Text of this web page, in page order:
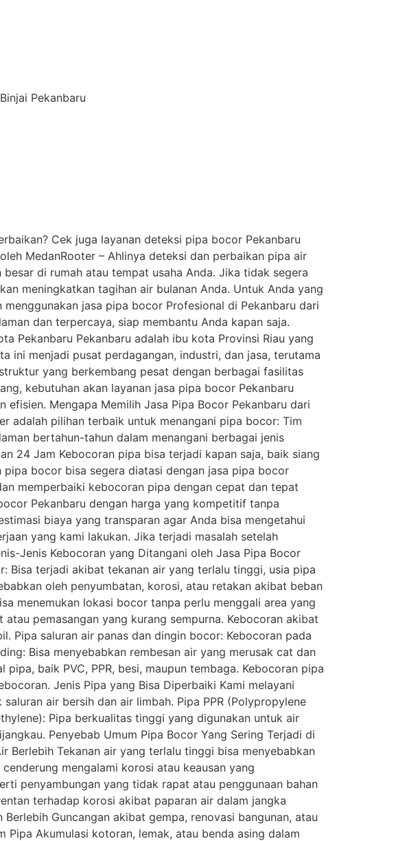
Pekanbaru
Cek juga layanan deteksi pipa bocor Pekanbaru
MedanRooter – Ahlinya deteksi dan perbaikan pipa air
di rumah atau tempat usaha Anda. Jika tidak segera
meningkatkan tagihan air bulanan Anda. Untuk Anda yang
jasa pipa bocor Profesional di Pekanbaru dari
dan terpercaya, siap membantu Anda kapan saja.
Pekanbaru Pekanbaru adalah ibu kota Provinsi Riau yang
ini menjadi pusat perdagangan, industri, dan jasa, terutama
yang berkembang pesat dengan berbagai fasilitas
kebutuhan akan layanan jasa pipa bocor Pekanbaru
Mengapa Memilih Jasa Pipa Bocor Pekanbaru dari
adalah pilihan terbaik untuk menangani pipa bocor: Tim
bertahun-tahun dalam menangani berbagai jenis
24 Jam Kebocoran pipa bisa terjadi kapan saja, baik siang
pipa bocor bisa segera diatasi dengan jasa pipa bocor
memperbaiki kebocoran pipa dengan cepat dan tepat
Pekanbaru dengan harga yang kompetitif tanpa
biaya yang transparan agar Anda bisa mengetahui
yang kami lakukan. Jika terjadi masalah setelah
Jenis Kebocoran yang Ditangani oleh Jasa Pipa Bocor
Bisa terjadi akibat tekanan air yang terlalu tinggi, usia pipa
oleh penyumbatan, korosi, atau retakan akibat beban
menemukan lokasi bocor tanpa perlu menggali area yang
pemasangan yang kurang sempurna. Kebocoran akibat
Pipa saluran air panas dan dingin bocor: Kebocoran pada
Bisa menyebabkan rembesan air yang merusak cat dan
baik PVC, PPR, besi, maupun tembaga. Kebocoran pipa
Jenis Pipa yang Bisa Diperbaiki Kami melayani
air bersih dan air limbah. Pipa PPR (Polypropylene
Pipa berkualitas tinggi yang digunakan untuk air
Penyebab Umum Pipa Bocor Yang Sering Terjadi di
Berlebih Tekanan air yang terlalu tinggi bisa menyebabkan
mengalami korosi atau keausan yang
penyambungan yang tidak rapat atau penggunaan bahan
terhadap korosi akibat paparan air dalam jangka
Guncangan akibat gempa, renovasi bangunan, atau
Akumulasi kotoran, lemak, atau benda asing dalam